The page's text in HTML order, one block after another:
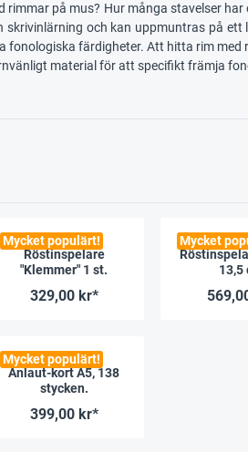
rimmar på mus? Hur många stavelser
skrivinlärning och kan uppmuntras på
fonologiska färdigheter. Att hitta rim med
material för att specifikt främja
Mycket populärt!
Röstinspelare
"Klemmer" 1 st.
329,00 kr*
Mycket
13,5
Mycket populärt!
Anlaut-kort A5, 138
stycken.
399,00 kr*